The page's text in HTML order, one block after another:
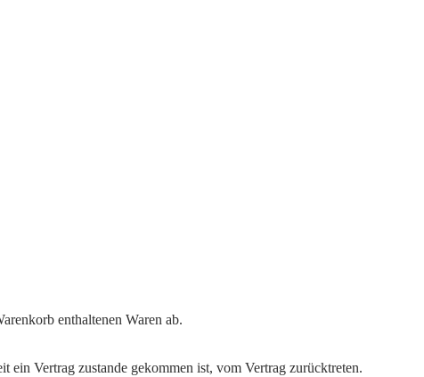
enthaltenen Waren ab.
Vertrag zustande gekommen ist, vom Vertrag zurücktreten.